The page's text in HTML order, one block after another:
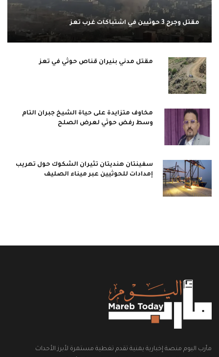
مقتل وجرح 3 حوثيين في اشتباكات غرب تعز
مقتل مدني بنيران قناص حوثي في تعز
مخاوف متزايدة على حياة الشيخ جبران التام
وسط رفض حوثي لعرض الصلح
سفينتان هنديتان تثيران الشكوك حول تهريب
إمدادات للحوثيين عبر ميناء الصليف
مأرب اليوم منصة إخبارية يمنية تقدم تغطية مستمرة لأبرز الأحداث